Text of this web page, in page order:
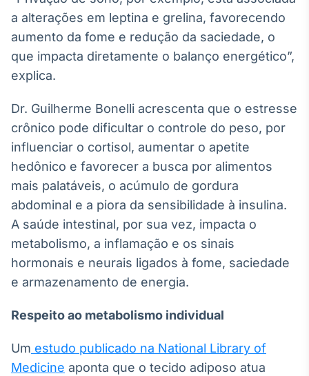
Em breve
de ativos
Crédito
Em breve
a alterações em leptina e grelina, favorecendo
aumento da fome e redução da saciedade, o
que impacta diretamente o balanço energético”,
explica.
Dr. Guilherme Bonelli acrescenta que o estresse
crônico pode dificultar o controle do peso, por
influenciar o cortisol, aumentar o apetite
hedônico e favorecer a busca por alimentos
mais palatáveis, o acúmulo de gordura
abdominal e a piora da sensibilidade à insulina.
A saúde intestinal, por sua vez, impacta o
metabolismo, a inflamação e os sinais
hormonais e neurais ligados à fome, saciedade
e armazenamento de energia.
Respeito ao metabolismo individual
Um estudo publicado na National Library of
Medicine aponta que o tecido adiposo atua